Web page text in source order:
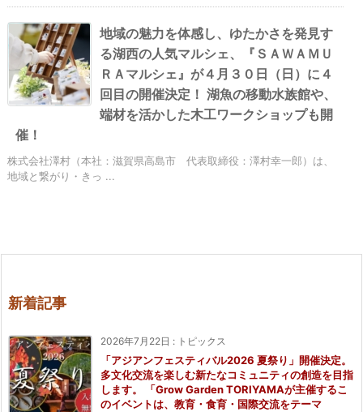
地域の魅力を体感し、ゆたかさを発見す
る湖西の人気マルシェ、『ＳＡＷＡＭＵ
ＲＡマルシェ』が４月３０日（日）に４
回目の開催決定！ 湖魚の移動水族館や、
端材を活かした木工ワークショップも開
催！
株式会社澤村（本社：滋賀県高島市 代表取締役：澤村幸一郎）は、
地域と繋がり・きっ ...
新着記事
2026年7月22日 : トピックス
「アジアンフェスティバル2026 夏祭り」開催決定。
多文化交流を楽しむ新たなコミュニティの創造を目指
します。 「Grow Garden TORIYAMAが主催するこ
のイベントは、教育・食育・国際交流をテーマ